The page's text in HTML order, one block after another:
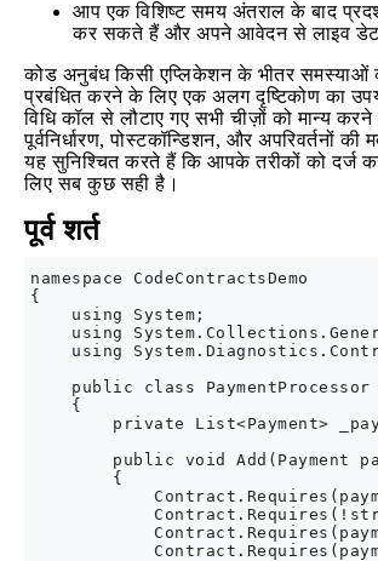
आप एक विशिष्ट समय अंतराल के बाद
कर सकते हैं और अपने आवेदन से लाइव
कोड अनुबंध किसी एप्लिकेशन के भीतर
प्रबंधित करने के लिए एक अलग दृष्टिकोण का
विधि कॉल से लौटाए गए सभी चीज़ों को मान्य
पूर्वनिर्धारण, पोस्टकॉन्डिशन, और अपरिवर्तनों
यह सुनिश्चित करते हैं कि आपके तरीकों को दर्ज
लिए सब कुछ सही है।
पूर्व शर्त
namespace CodeContractsDemo
{
    using System;
using
using
    public class PaymentProcessor
    {
private List<Payment>
public void Add(Payment
        {